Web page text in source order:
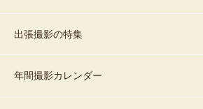
出張撮影の特集
年間撮影カレンダー